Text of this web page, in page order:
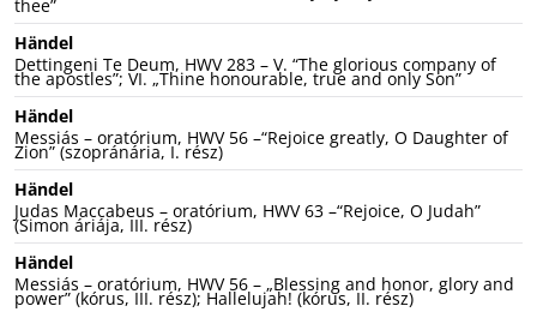
thee”
Händel
Dettingeni Te Deum, HWV 283 – V. “The glorious company of
the apostles”; VI. „Thine honourable, true and only Son”
Händel
Messiás – oratórium, HWV 56 –“Rejoice greatly, O Daughter of
Zion” (szopránária, I. rész)
Händel
Judas Maccabeus – oratórium, HWV 63 –“Rejoice, O Judah”
(Simon áriája, III. rész)
Händel
Messiás – oratórium, HWV 56 – „Blessing and honor, glory and
power” (kórus, III. rész); Hallelujah! (kórus, II. rész)